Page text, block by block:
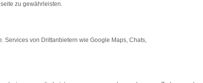
Funktioniert die Seite in einem anderen Browser
zu gewährleisten.
Services von Drittanbietern wie Google Maps, Chats,